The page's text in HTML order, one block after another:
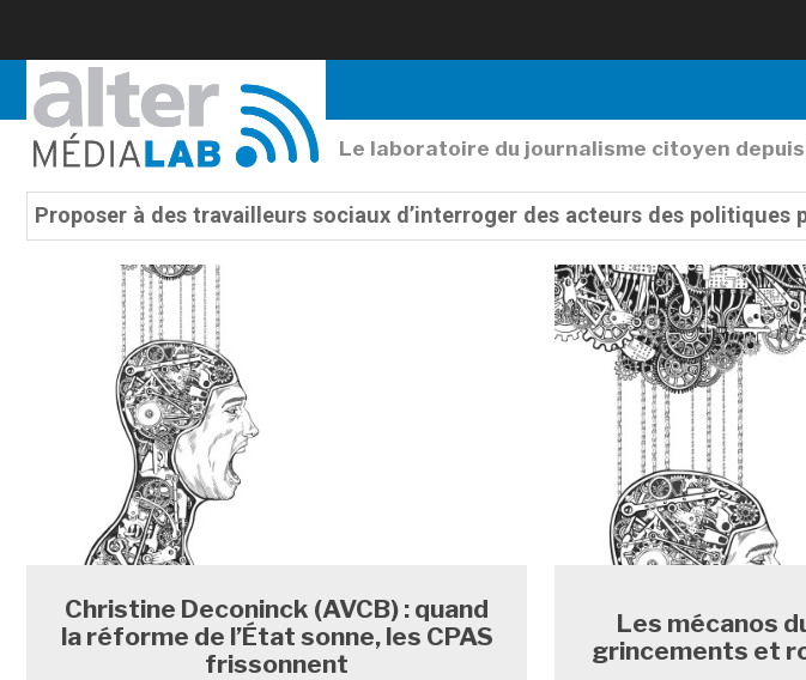
Le laboratoire du journalisme citoyen
Proposer à des travailleurs sociaux d’interroger des acteurs des politiques
Christine Deconinck (AVCB) : quand
la réforme de l’État sonne, les CPAS
frissonnent
Les mécanos
grincements et